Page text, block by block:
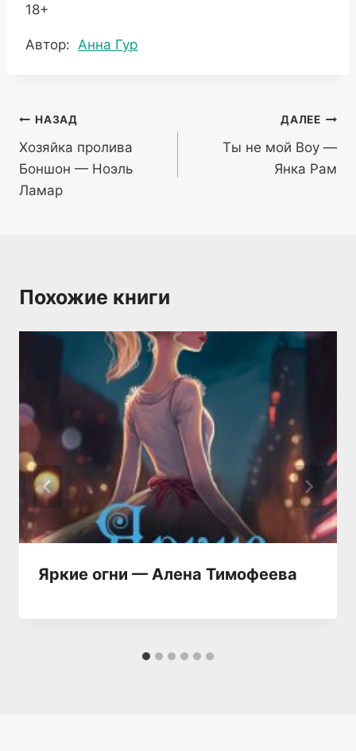
18+
Метки
Автор: Анна Гур
Навигация
по
записям
НАЗАД
Хозяйка пролива
Боншон — Ноэль
Ламар
ДАЛЕЕ
Ты не мой Boy —
Янка Рам
Похожие книги
Яркие огни — Алена Тимофеева